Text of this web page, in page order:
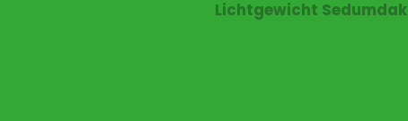
Lichtgewicht Sedumdak